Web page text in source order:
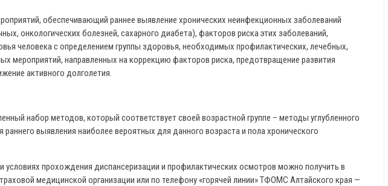
обеспечивающий раннее выявление хронических неинфекционных заболеваний
онкологических болезней, сахарного диабета), факторов риска этих заболеваний,
человека с определением группы здоровья, необходимых профилактических, лечебных,
мероприятий, направленных на коррекцию факторов риска, предотвращение развития
активного долголетия.
набор методов, который соответствует своей возрастной группе – методы углубленного
выявления наиболее вероятных для данного возраста и пола хронического
прохождения диспансеризации и профилактических осмотров можно получить в
медицинской организации или по телефону «горячей линии» ТФОМС Алтайского края —